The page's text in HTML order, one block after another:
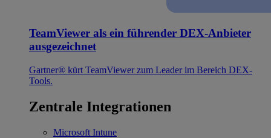
TeamViewer als ein führender DEX-Anbieter
ausgezeichnet
Gartner® kürt TeamViewer zum Leader im Bereich DEX-
Tools.
Zentrale Integrationen
Microsoft Intune